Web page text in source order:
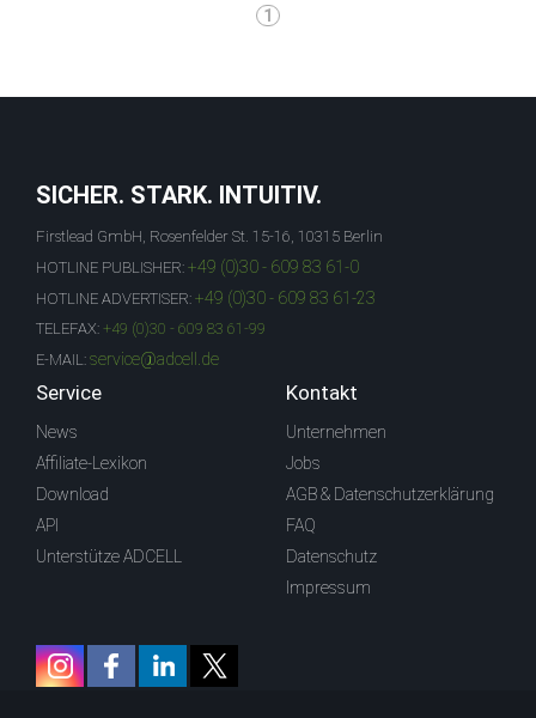
1
SICHER. STARK. INTUITIV.
Firstlead GmbH, Rosenfelder St. 15-16, 10315 Berlin
HOTLINE PUBLISHER: +49 (0)30 - 609 83 61-0
HOTLINE ADVERTISER: +49 (0)30 - 609 83 61-23
TELEFAX: +49 (0)30 - 609 83 61-99
E-MAIL: service@adcell.de
Service
News
Affiliate-Lexikon
Download
API
Unterstütze ADCELL
Kontakt
Unternehmen
Jobs
AGB & Datenschutzerklärung
FAQ
Datenschutz
Impressum